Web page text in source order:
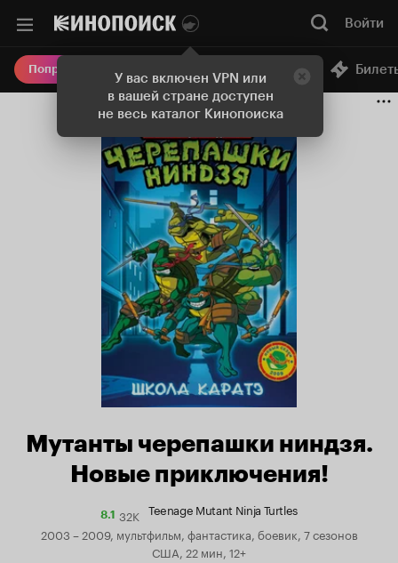
У вас включен VPN или
в вашей стране доступен
не весь каталог Кинопоиска
Войти
Попробовать Плюс Онлайн-кинотеатр
Мутанты черепашки ниндзя.
Новые приключения!
8.1Рейтинг
Кинопоиска
8.1
32K Teenage Mutant Ninja Turtles
2003 – 2009, мультфильм, фантастика, боевик, 7 сезонов
США, 22 мин, 12+